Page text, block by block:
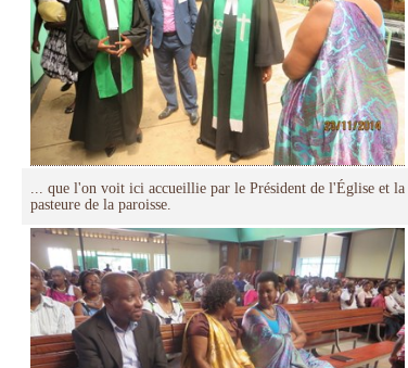
... que l'on voit ici accueillie par le Président de l'Église et la
pasteure de la paroisse.